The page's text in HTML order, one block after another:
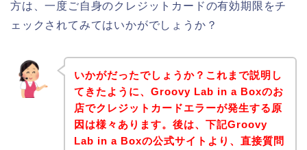
方は、一度ご自身のクレジットカードの有効期限をチ
ェックされてみてはいかがでしょうか？
いかがだったでしょうか？これまで説明し
てきたように、Groovy Lab in a Boxのお
店でクレジットカードエラーが発生する原
因は様々あります。後は、下記Groovy
Lab in a Boxの公式サイトより、直接質問